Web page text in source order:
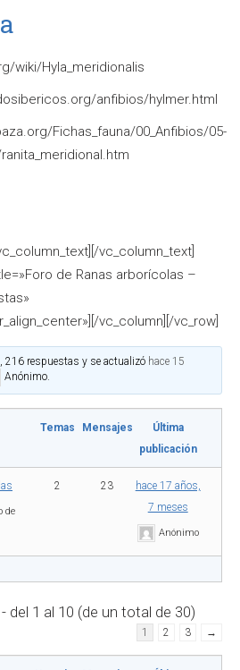
wiki/Hyla_meridionalis
anfibios/hylmer.html
Fichas_fauna/00_Anfibios/05-
vc_column_text]
de Ranas arborícolas –
vc_column][/vc_row]
216 respuestas y se actualizó hace 15
Anónimo.
Temas Mensajes
Última
publicación
de
2 23
hace 17 años,
7 meses
Anónimo
del 1 al 10 (de un total de 30)
1 2 3 →